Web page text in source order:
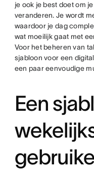
je ook je best doet om
veranderen. Je wordt
waardoor je dag
wat moeilijk gaat met
Voor het beheren van
sjabloon voor een
een paar eenvoudige
Een